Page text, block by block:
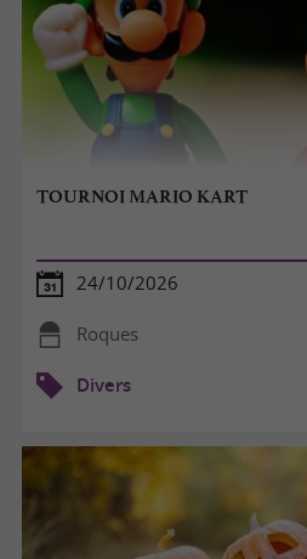
TOURNOI MARIO KART
24/10/2026
Roques
Divers